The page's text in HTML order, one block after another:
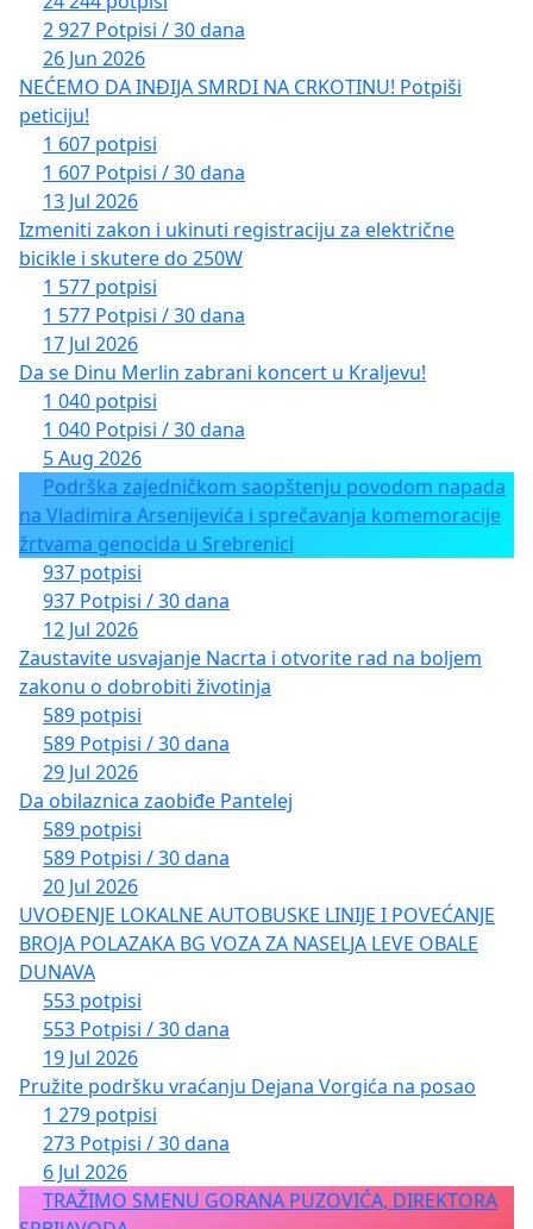
2 927 Potpisi / 30 dana
26 Jun 2026
NEĆEMO DA INĐIJA SMRDI NA CRKOTINU! Potpiši
peticiju!
1 607 potpisi
1 607 Potpisi / 30 dana
13 Jul 2026
Izmeniti zakon i ukinuti registraciju za električne
bicikle i skutere do 250W
1 577 potpisi
1 577 Potpisi / 30 dana
17 Jul 2026
Da se Dinu Merlin zabrani koncert u Kraljevu!
1 040 potpisi
1 040 Potpisi / 30 dana
5 Aug 2026
Podrška zajedničkom saopštenju povodom napada
na Vladimira Arsenijevića i sprečavanja komemoracije
žrtvama genocida u Srebrenici
937 potpisi
937 Potpisi / 30 dana
12 Jul 2026
Zaustavite usvajanje Nacrta i otvorite rad na boljem
zakonu o dobrobiti životinja
589 potpisi
589 Potpisi / 30 dana
29 Jul 2026
Da obilaznica zaobiđe Pantelej
589 potpisi
589 Potpisi / 30 dana
20 Jul 2026
UVOĐENJE LOKALNE AUTOBUSKE LINIJE I POVEĆANJE
BROJA POLAZAKA BG VOZA ZA NASELJA LEVE OBALE
DUNAVA
553 potpisi
553 Potpisi / 30 dana
19 Jul 2026
Pružite podršku vraćanju Dejana Vorgića na posao
1 279 potpisi
273 Potpisi / 30 dana
6 Jul 2026
TRAŽIMO SMENU GORANA PUZOVIĆA, DIREKTORA